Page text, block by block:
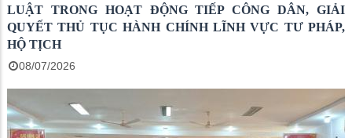
LUẬT TRONG HOẠT ĐỘNG TIẾP CÔNG DÂN, GIẢI
QUYẾT THỦ TỤC HÀNH CHÍNH LĨNH VỰC TƯ PHÁP,
HỘ TỊCH
08/07/2026